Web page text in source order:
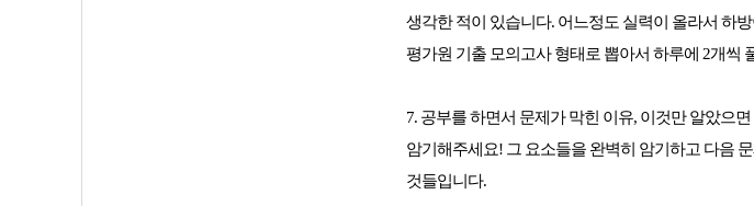
생각한 적이 있습니다. 어느정도 실력이 올라서 하
평가원 기출 모의고사 형태로 뽑아서 하루에 2개씩
7. 공부를 하면서 문제가 막힌 이유, 이것만 알았으
암기해주세요! 그 요소들을 완벽히 암기하고 다음
것들입니다.